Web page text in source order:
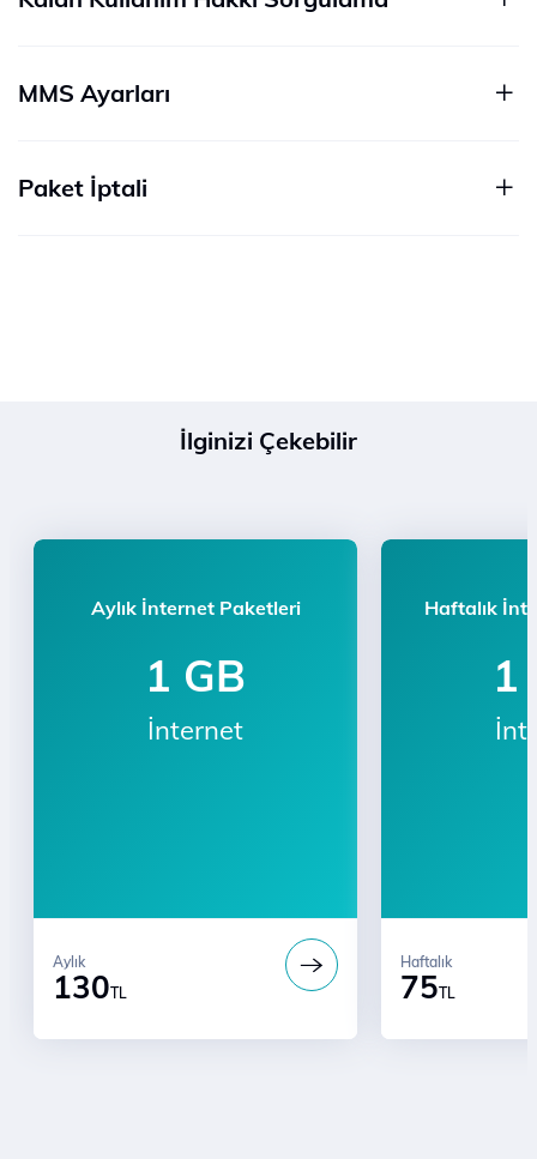
MMS Ayarları
Paket İptali
İlginizi Çekebilir
Aylık İnternet Paketleri
1 GB
İnternet
130TL
Aylık
Haftalık
1
75TL
Haftalık